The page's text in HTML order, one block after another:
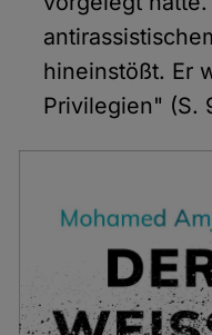
hineinstößt. Er
Privilegien" (S.